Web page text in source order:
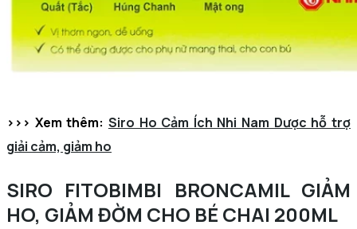
>>> Xem thêm: Siro Ho Cảm Ích Nhi Nam Dược hỗ trợ
giải cảm, giảm ho
SIRO FITOBIMBI BRONCAMIL GIẢM
HO, GIẢM ĐỜM CHO BÉ CHAI 200ML